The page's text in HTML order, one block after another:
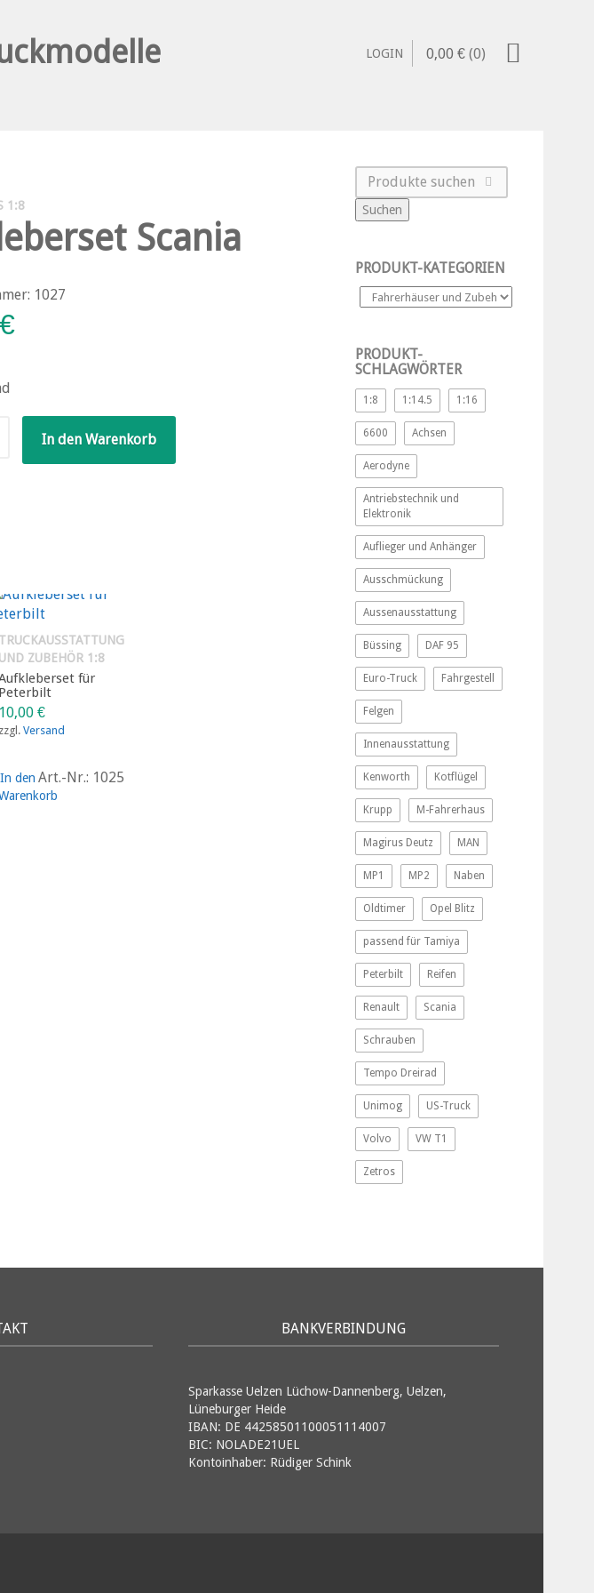
0,00 € (0)
LOGIN
Suchen
PRODUKT-KATEGORIEN
PRODUKT-
SCHLAGWÖRTER
1:8 1:14.5 1:16
6600 Achsen
Aerodyne
Antriebstechnik und
Elektronik
Auflieger und Anhänger
Ausschmückung
Aussenausstattung
Büssing DAF 95
Euro-Truck Fahrgestell
Felgen
Innenausstattung
Kenworth Kotflügel
Krupp M-Fahrerhaus
Magirus Deutz MAN
MP1 MP2 Naben
Oldtimer Opel Blitz
passend für Tamiya
Peterbilt Reifen
Renault Scania
Schrauben
Tempo Dreirad
Unimog US-Truck
Volvo VW T1
Zetros
1:8
Scania
1027
€
In den Warenkorb
TRUCKAUSSTATTUNG
UND ZUBEHÖR 1:8
für
Peterbilt
10,00 €
zzgl. Versand
In den Art.-Nr.: 1025
BANKVERBINDUNG
Sparkasse Uelzen Lüchow-Dannenberg, Uelzen,
Lüneburger Heide
IBAN: DE 44258501100051114007
BIC: NOLADE21UEL
Kontoinhaber: Rüdiger Schink